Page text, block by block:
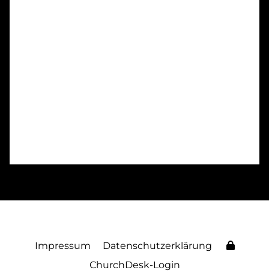
Impressum
Datenschutzerklärung
ChurchDesk-Login